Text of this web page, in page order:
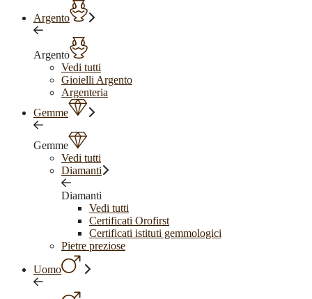
Argento
Argento
Vedi tutti
Gioielli Argento
Argenteria
Gemme
Gemme
Vedi tutti
Diamanti
Diamanti
Vedi tutti
Certificati Orofirst
Certificati istituti gemmologici
Pietre preziose
Uomo